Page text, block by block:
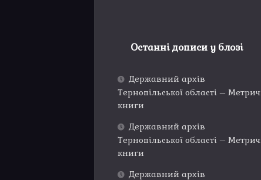
Останні дописи у блозі
Державний архів
Тернопільської області –
книги
Державний архів
Тернопільської області –
книги
Державний архів